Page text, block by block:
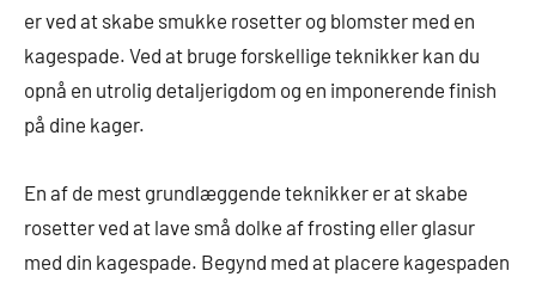
er ved at skabe smukke rosetter og blomster med en
kagespade. Ved at bruge forskellige teknikker kan du
opnå en utrolig detaljerigdom og en imponerende finish
på dine kager.
En af de mest grundlæggende teknikker er at skabe
rosetter ved at lave små dolke af frosting eller glasur
med din kagespade. Begynd med at placere kagespaden